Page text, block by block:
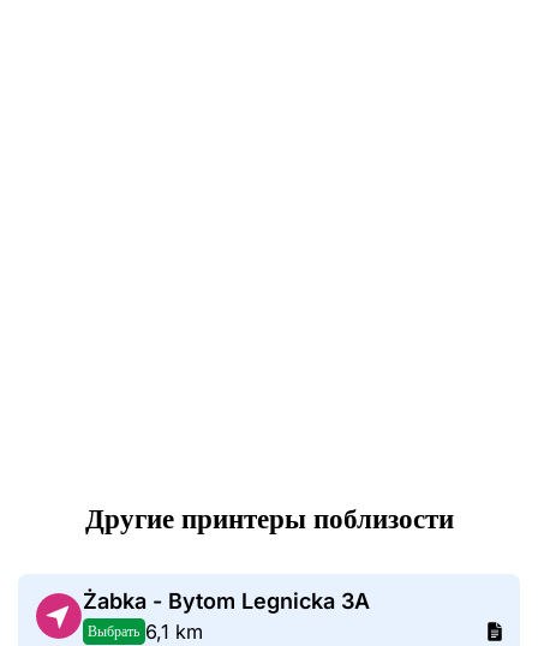
Другие принтеры поблизости
Żabka - Bytom Legnicka 3A
Выбрать 6,1 km